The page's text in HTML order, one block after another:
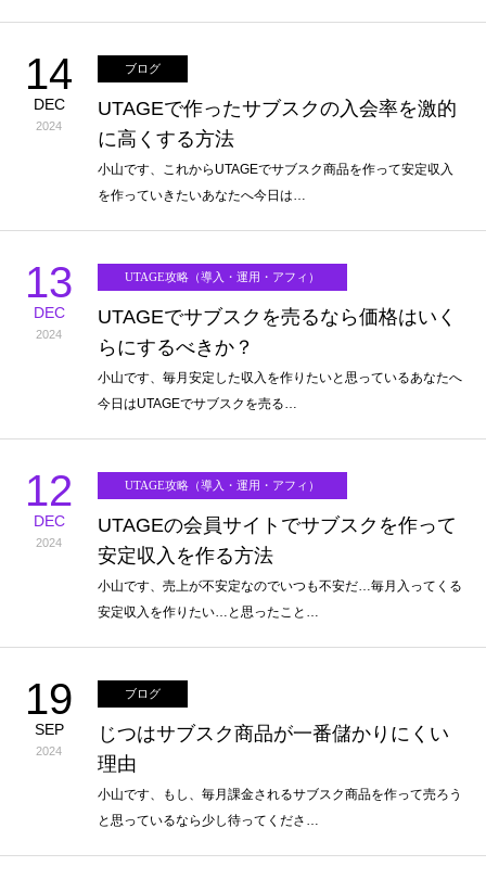
14
DEC
2024
ブログ
UTAGEで作ったサブスクの入会率を激的
に高くする方法
小山です、これからUTAGEでサブスク商品を作って安定収入
を作っていきたいあなたへ今日は…
13
DEC
2024
UTAGE攻略（導入・運用・アフィ）
UTAGEでサブスクを売るなら価格はいく
らにするべきか？
小山です、毎月安定した収入を作りたいと思っているあなたへ
今日はUTAGEでサブスクを売る…
12
DEC
2024
UTAGE攻略（導入・運用・アフィ）
UTAGEの会員サイトでサブスクを作って
安定収入を作る方法
小山です、売上が不安定なのでいつも不安だ…毎月入ってくる
安定収入を作りたい…と思ったこと…
19
SEP
2024
ブログ
じつはサブスク商品が一番儲かりにくい
理由
小山です、もし、毎月課金されるサブスク商品を作って売ろう
と思っているなら少し待ってくださ…